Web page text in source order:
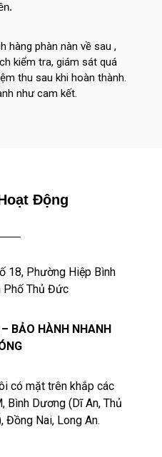
hàng phàn nàn về sau ,
kiểm tra, giám sát quá
thu sau khi hoàn thành.
như cam kết.
Động
18, Phường Hiệp Bình
Phố Thủ Đức
BẢO HÀNH NHANH
có mặt trên khắp các
Bình Dương (Dĩ An, Thủ
Đồng Nai, Long An.